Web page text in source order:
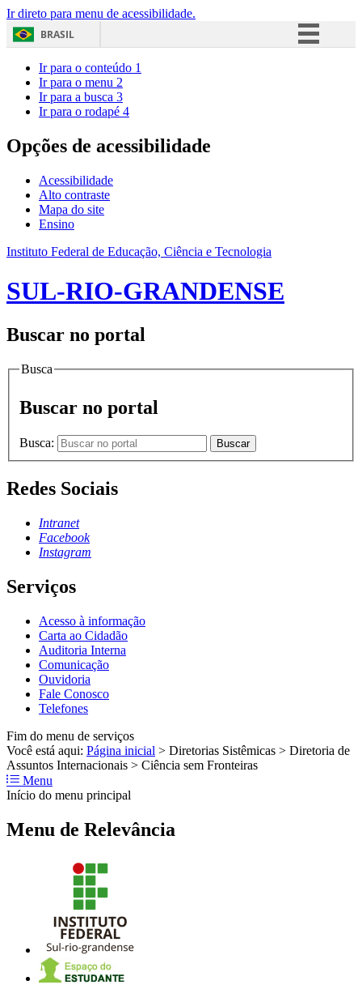
Ir direto para menu de acessibilidade.
BRASIL
Acesso à informação
Ir para o conteúdo 1
Ir para o menu 2
Ir para a busca 3
Ir para o rodapé 4
Opções de acessibilidade
Acessibilidade
Alto contraste
Mapa do site
Ensino
Instituto Federal de Educação, Ciência e Tecnologia
SUL-RIO-GRANDENSE
Buscar no portal
Busca
Buscar no portal
Busca: Buscar
Redes Sociais
Intranet
Facebook
Instagram
Serviços
Acesso à informação
Carta ao Cidadão
Auditoria Interna
Comunicação
Ouvidoria
Fale Conosco
Telefones
Fim do menu de serviços
Você está aqui: Página inicial > Diretorias Sistêmicas > Diretoria de
Assuntos Internacionais > Ciência sem Fronteiras
Menu
Início do menu principal
Menu de Relevância